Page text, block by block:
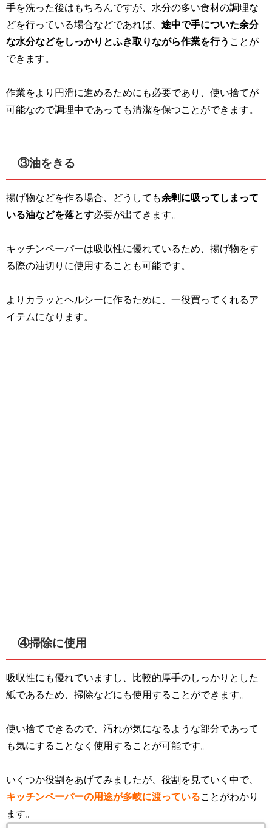
手を洗った後はもちろんですが、水分の多い食材の調理な
どを行っている場合などであれば、 途中で手についた余分
な水分などをしっかりとふき取りながら作業を行う ことが
できます。
作業をより円滑に進めるためにも必要であり、使い捨てが
可能なので調理中であっても清潔を保つことができます。
③油をきる
揚げ物などを作る場合、どうしても余剰に吸ってしまって
いる油などを落とす必要が出てきます。
キッチンペーパーは吸収性に優れているため、揚げ物をす
る際の油切りに使用することも可能です。
よりカラッとヘルシーに作るために、一役買ってくれるア
イテムになります。
④掃除に使用
吸収性にも優れていますし、比較的厚手のしっかりとした
紙であるため、掃除などにも使用することができます。
使い捨てできるので、汚れが気になるような部分であって
も気にすることなく使用することが可能です。
いくつか役割をあげてみましたが、役割を見ていく中で、
キッチンペーパーの用途が多岐に渡っていることがわかり
ます。